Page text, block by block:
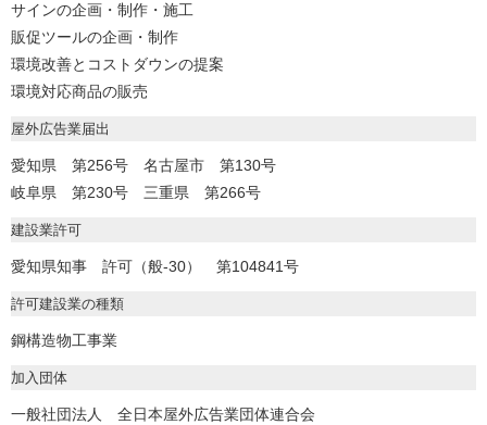
サインの企画・制作・施工
販促ツールの企画・制作
環境改善とコストダウンの提案
環境対応商品の販売
屋外広告業届出
愛知県 第256号 名古屋市 第130号
岐阜県 第230号 三重県 第266号
建設業許可
愛知県知事 許可（般-30） 第104841号
許可建設業の種類
鋼構造物工事業
加入団体
一般社団法人 全日本屋外広告業団体連合会